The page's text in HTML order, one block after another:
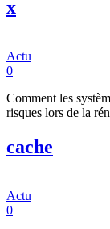
x
Actu
0
Comment les
risques lors de la
cache
Actu
0